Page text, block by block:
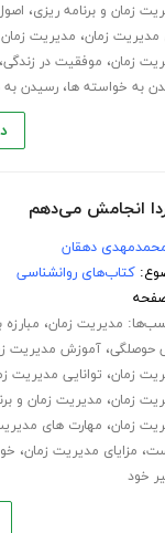
زمان و برنامه ریزی،
مدیریت زمان، مدیریت
زمان، موفقیت در زندگی
به خواسته ها،رسیدن
انجامش می‌دهم
دهقان
کتاب‌های روانشناسی
مدیریت زمان، مبارزه
حوصلگی،آموزش مدیریت
زمان، توانایی مدیریت
زمان، مدیریت زمان و
زمان، مهارت های
، مزایای مدیریت زمان،
خود